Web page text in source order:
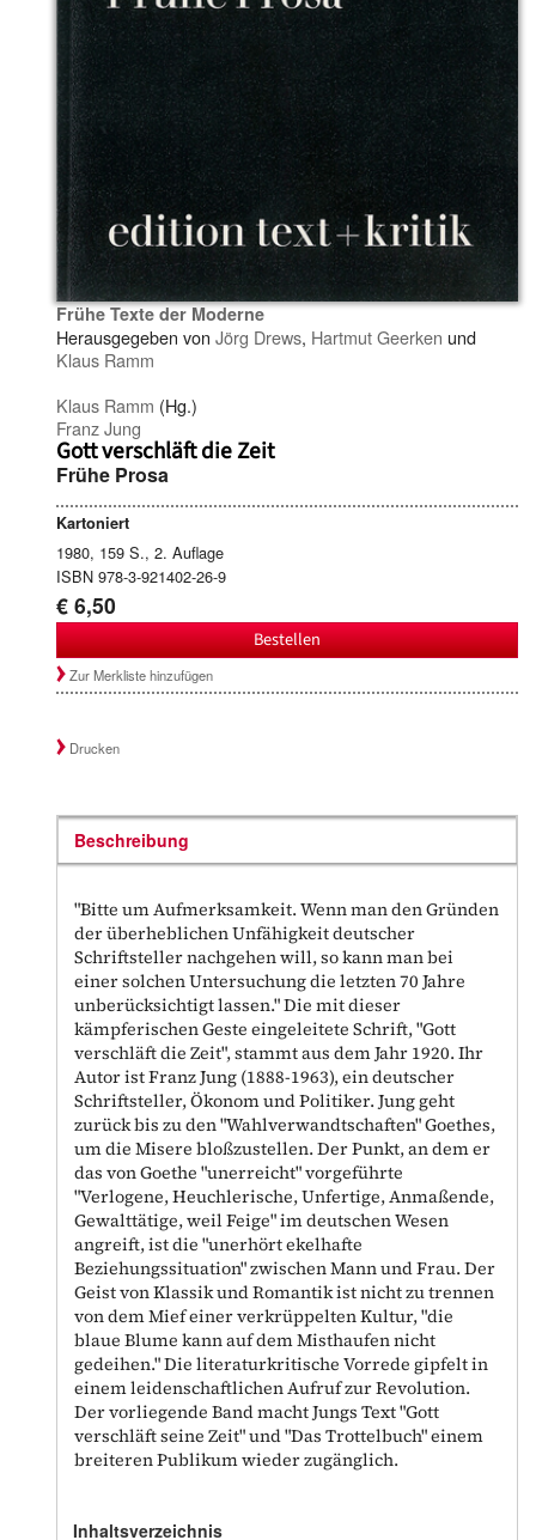
Frühe Texte der Moderne
Herausgegeben von Jörg Drews, Hartmut Geerken und
Klaus Ramm
Klaus Ramm (Hg.)
Franz Jung
Gott verschläft die Zeit
Frühe Prosa
Kartoniert
1980, 159 S., 2. Auflage
ISBN 978-3-921402-26-9
€ 6,50
Bestellen
Zur Merkliste hinzufügen
Drucken
Beschreibung
"Bitte um Aufmerksamkeit. Wenn man den Gründen
der überheblichen Unfähigkeit deutscher
Schriftsteller nachgehen will, so kann man bei
einer solchen Untersuchung die letzten 70 Jahre
unberücksichtigt lassen." Die mit dieser
kämpferischen Geste eingeleitete Schrift, "Gott
verschläft die Zeit", stammt aus dem Jahr 1920. Ihr
Autor ist Franz Jung (1888-1963), ein deutscher
Schriftsteller, Ökonom und Politiker. Jung geht
zurück bis zu den "Wahlverwandtschaften" Goethes,
um die Misere bloßzustellen. Der Punkt, an dem er
das von Goethe "unerreicht" vorgeführte
"Verlogene, Heuchlerische, Unfertige, Anmaßende,
Gewalttätige, weil Feige" im deutschen Wesen
angreift, ist die "unerhört ekelhafte
Beziehungssituation" zwischen Mann und Frau. Der
Geist von Klassik und Romantik ist nicht zu trennen
von dem Mief einer verkrüppelten Kultur, "die
blaue Blume kann auf dem Misthaufen nicht
gedeihen." Die literaturkritische Vorrede gipfelt in
einem leidenschaftlichen Aufruf zur Revolution.
Der vorliegende Band macht Jungs Text "Gott
verschläft seine Zeit" und "Das Trottelbuch" einem
breiteren Publikum wieder zugänglich.
Inhaltsverzeichnis